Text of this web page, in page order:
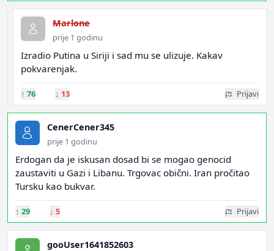
Marlone
prije 1 godinu
Izradio Putina u Siriji i sad mu se ulizuje. Kakav
pokvarenjak.
↑ 76 ↓ 13 Prijavi
CenerCener345
prije 1 godinu
Erdogan da je iskusan dosad bi se mogao genocid
zaustaviti u Gazi i Libanu. Trgovac obični. Iran pročitao
Tursku kao bukvar.
↑ 29 ↓ 5 Prijavi
gooUser1641852603